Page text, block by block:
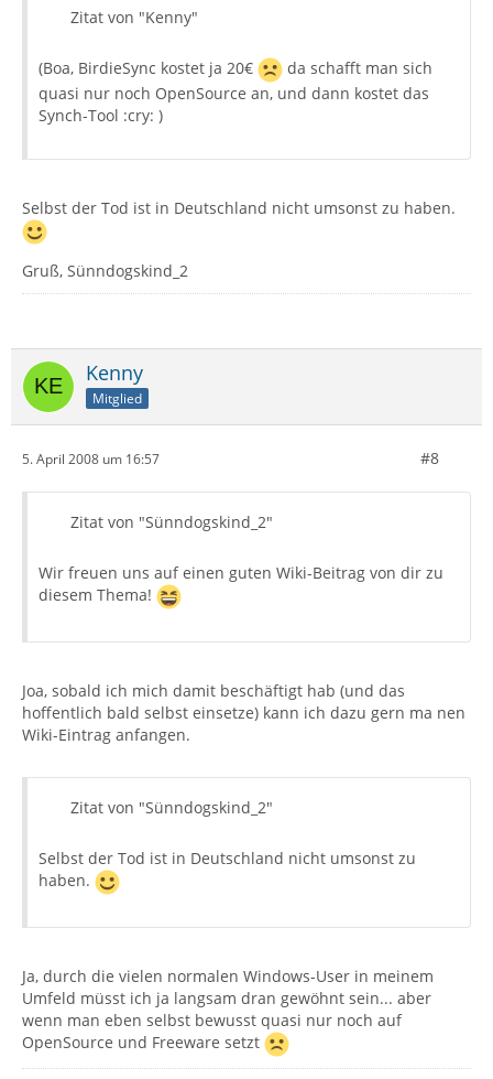
Zitat von "Kenny"
(Boa, BirdieSync kostet ja 20€
da schafft man sich
quasi nur noch OpenSource an, und dann kostet das
Synch-Tool :cry: )
Selbst der Tod ist in Deutschland nicht umsonst zu haben.
Gruß, Sünndogskind_2
Kenny
Mitglied
5. April 2008 um 16:57 #8
Zitat von "Sünndogskind_2"
Wir freuen uns auf einen guten Wiki-Beitrag von dir zu
diesem Thema!
Joa, sobald ich mich damit beschäftigt hab (und das
hoffentlich bald selbst einsetze) kann ich dazu gern ma nen
Wiki-Eintrag anfangen.
Zitat von "Sünndogskind_2"
Selbst der Tod ist in Deutschland nicht umsonst zu
haben.
Ja, durch die vielen normalen Windows-User in meinem
Umfeld müsst ich ja langsam dran gewöhnt sein... aber
wenn man eben selbst bewusst quasi nur noch auf
OpenSource und Freeware setzt